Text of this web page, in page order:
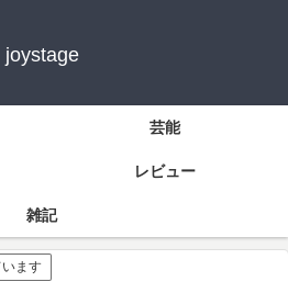
joystage
芸能
レビュー
雑記
います